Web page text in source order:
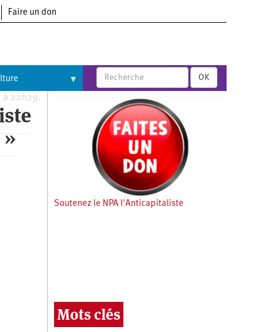
Faire un don
OK
à 22h29.
Soutenez le NPA l'Anticapitaliste
Mots clés